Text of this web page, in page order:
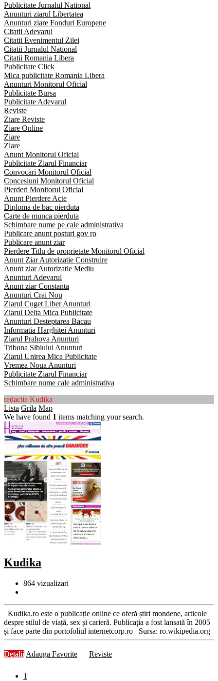
Publicitate Jurnalul National
Anunturi ziarul Libertatea
Anunturi ziare Fonduri Europene
Citatii Adevarul
Citatii Evenimentul Zilei
Citatii Jurnalul National
Citatii Romania Libera
Publicitate Click
Mica publicitate Romania Libera
Anunturi Monitorul Oficial
Publicitate Bursa
Publicitate Adevarul
Reviste
Ziare Reviste
Ziare Online
Ziare
Ziare
Anunt Monitorul Oficial
Publicitate Ziarul Financiar
Convocari Monitorul Oficial
Concesiuni Monitorul Oficial
Pierderi Monitorul Oficial
Anunt Pierdere Acte
Diploma de bac pierduta
Carte de munca pierduta
Schimbare nume pe cale administrativa
Publicare anunt posturi gov ro
Publicare anunt ziar
Pierdere Titlu de proprietate Monitorul Oficial
Anunt Ziar Autorizatie Construire
Anunt ziar Autorizatie Mediu
Anunturi Adevarul
Anunt ziar Constanta
Anunturi Crai Nou
Ziarul Cuget Liber Anunturi
Ziarul Delta Mica Publicitate
Anunturi Desteptarea Bacau
Informatia Harghitei Anunturi
Ziarul Prahova Anunturi
Tribuna Sibiului Anunturi
Ziarul Unirea Mica Publicitate
Vremea Noua Anunturi
Publicitate Ziarul Financiar
Schimbare nume cale administrativa
redactia Kudika
Lista Grila Map
We have found 1 items matching your search.
Kudika
864 vizualizari
Kudika.ro este o publicație online ce oferă știri mondene, articole
despre stilul de viață, sex și carieră. Publicația a fost lansată în 2005
și face parte din portofoliul internetcorp.ro Sursa: ro.wikipedia.org
Detalii Adauga Favorite Reviste
1